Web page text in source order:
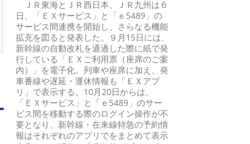
ＪＲ東海とＪＲ西日本、ＪＲ九州は６
日、「ＥＸサービス」と「ｅ5489」の
サービス間連携を開始し、さらなる機能
拡充を図ると発表した。９月15日には、
新幹線の自動改札を通過した際に紙で発
行している「ＥＸご利用票（座席のご案
内）」を電子化。列車や座席に加え、発
車番線や遅延・運休情報も「ＥＸアプ
リ」で表示する。10月20日からは、
「ＥＸサービス」と「ｅ5489」のサー
ビス間を移動する際のログイン操作が不
要となり、新幹線・在来線特急の予約情
報はそれぞれのアプリでをまとめて表示